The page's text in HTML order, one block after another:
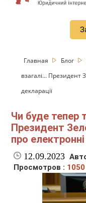
Главная Блог
взагалі... Президент
декларації
Чи буде тепер
Президент
про
12.09.2023
Просмотров : 1050